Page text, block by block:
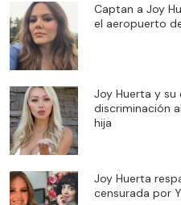
Captan a Joy
el aeropuerto
Joy Huerta y su
discriminación
hija
Joy Huerta
censurada por